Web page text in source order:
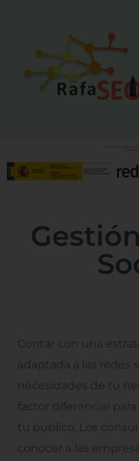
Contar con una
adaptada a las redes
necesidades de tu
factor diferencial
tu público. Los
conocer a las